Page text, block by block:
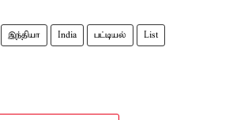
இந்தியா India பட்டியல் List